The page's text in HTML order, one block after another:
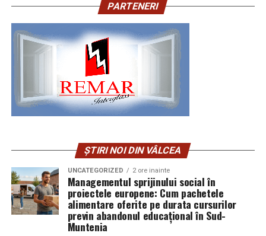
PARTENERI
ȘTIRI NOI DIN VÂLCEA
UNCATEGORIZED 2 ore inainte
Managementul sprijinului social în
proiectele europene: Cum pachetele
alimentare oferite pe durata cursurilor
previn abandonul educațional în Sud-
Muntenia